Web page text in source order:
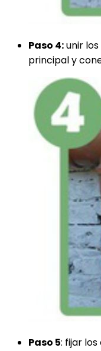
Paso 4:unir
principal y
Paso 5: fijar